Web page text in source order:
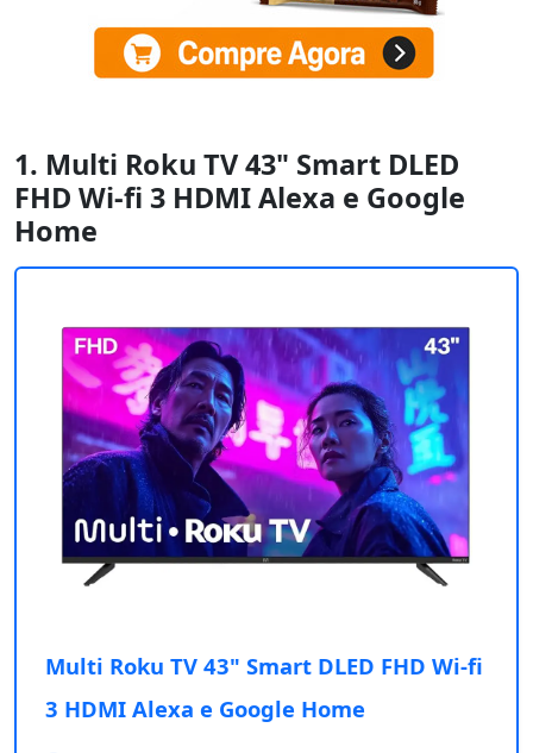
1. Multi Roku TV 43" Smart DLED
FHD Wi-fi 3 HDMI Alexa e Google
Home
Multi Roku TV 43" Smart DLED FHD Wi-fi
3 HDMI Alexa e Google Home